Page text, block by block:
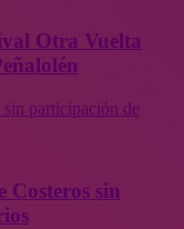
Otra Vuelta
participación de
Costeros sin